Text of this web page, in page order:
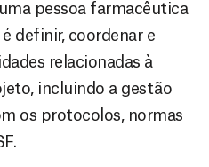
pessoa farmacêutica
definir, coordenar e
relacionadas à
incluindo a gestão
os protocolos, normas